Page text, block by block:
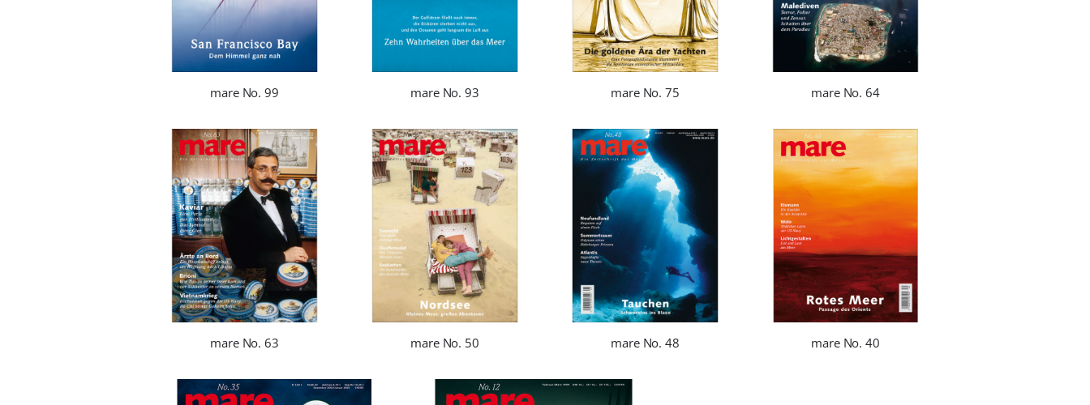
mare No. 99 mare No. 93 mare No. 75 mare No. 64
mare No. 63 mare No. 50 mare No. 48 mare No. 40